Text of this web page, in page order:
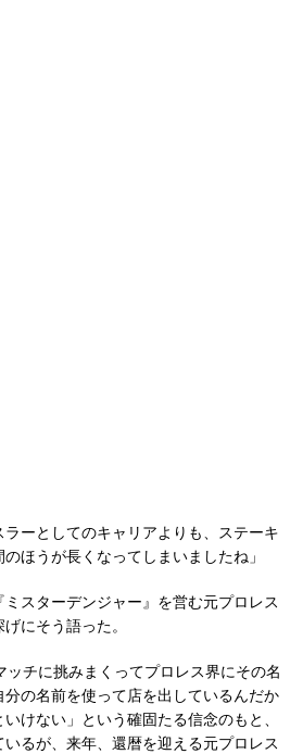
ラーとしてのキャリアよりも、ステーキ
ほうが長くなってしまいましたね」
スターデンジャー』を営む元プロレス
にそう語った。
チに挑みまくってプロレス界にその名
の名前を使って店を出しているんだか
けない」という確固たる信念のもと、
るが、来年、還暦を迎える元プロレス